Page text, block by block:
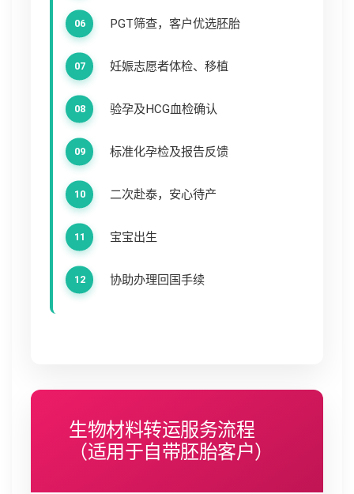
PGT筛查，客户优选胚胎
妊娠志愿者体检、移植
验孕及HCG血检确认
标准化孕检及报告反馈
二次赴泰，安心待产
宝宝出生
协助办理回国手续
生物材料转运服务流程
（适用于自带胚胎客户）